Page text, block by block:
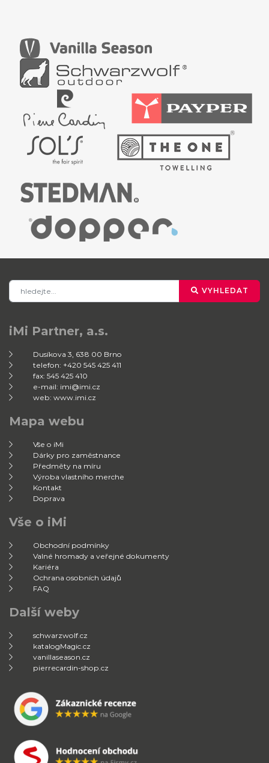
VYHLEDAT
iMi Partner, a.s.
Dusíkova 3, 638 00 Brno
telefon: +420 545 425 411
fax: 545 425 410
e-mail: imi@imi.cz
web: www.imi.cz
Mapa webu
Vše o iMi
Dárky pro zaměstnance
Předměty na míru
Výroba vlastního merche
Kontakt
Doprava
Vše o iMi
Obchodní podmínky
Valné hromady a veřejné dokumenty
Kariéra
Ochrana osobních údajů
FAQ
Další weby
schwarzwolf.cz
katalogMagic.cz
vanillaseason.cz
pierrecardin-shop.cz